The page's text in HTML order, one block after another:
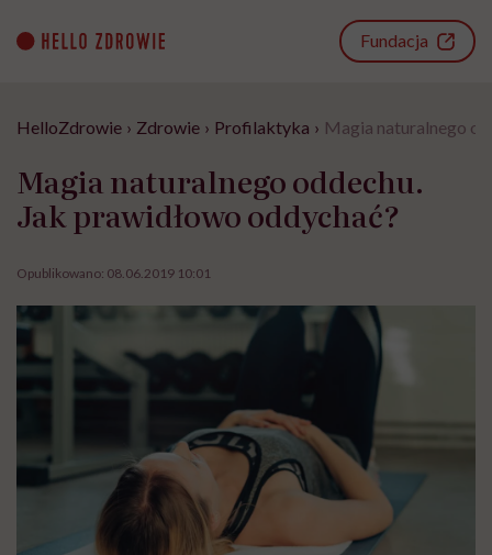
content
Fundacja
HelloZdrowie › Zdrowie › Profilaktyka › Magia naturalnego
Magia naturalnego oddechu.
Jak prawidłowo oddychać?
Opublikowano: 08.06.2019 10:01